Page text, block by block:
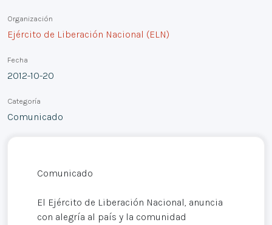
Organización
Ejército de Liberación Nacional (ELN)
Fecha
2012-10-20
Categoría
Comunicado
Comunicado
El Ejército de Liberación Nacional, anuncia
con alegría al país y la comunidad